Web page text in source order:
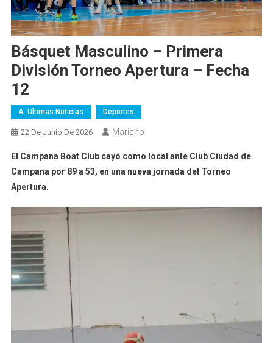
Básquet Masculino – Primera
División Torneo Apertura – Fecha
12
A. Ultimas Noticias Deportes
22 De Junio De 2026 Mariano
El Campana Boat Club cayó como local ante Club Ciudad de
Campana por 89 a 53, en una nueva jornada del Torneo
Apertura.